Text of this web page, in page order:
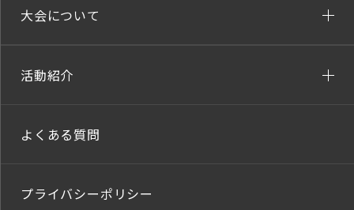
大会について
活動紹介
よくある質問
プライバシーポリシー